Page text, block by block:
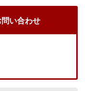
い合わせ